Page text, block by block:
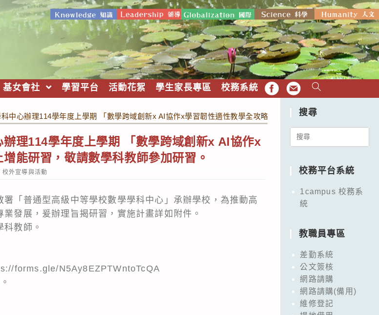
基女會社 學習平台 活動花絮 學生家長專區 校務系統 FB EMAIL
中心辦理114學年度上學期 「數學跨域創新x AI協作x學習韌性適性教學全攻略」線上增能研習，敬請數學科教
理114學年度上學期 「數學跨域創新x AI協作x
能研習，敬請數學科教師參加研習。
校外宣導與活動
「普通型高級中等學校數學學科中心」承辦學校，為推動高
發展，爰辦理旨揭研習，實施計畫詳如附件。
教師。
forms.gle/N5Ay8EZPTWntoTcQA
搜尋
Search
校務平台系統
1campus 校務系
統
教職員專區
差勤系統
公文簽核
網路請購
網路請購(備用)
維修登記